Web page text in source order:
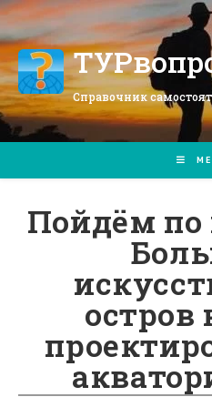
Перейти
к
содержимому
Справочник
Пойдём по
остров